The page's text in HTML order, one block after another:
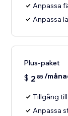
Anpassa
Anpassa
Plus-paket
$ 2 85/
Tillgång
Anpassa